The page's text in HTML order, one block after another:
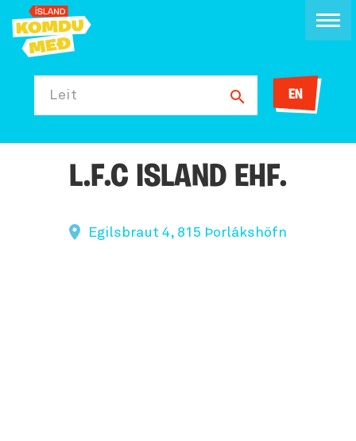
Leit EN
L.F.C ISLAND EHF.
Egilsbraut 4, 815 Þorlákshöfn